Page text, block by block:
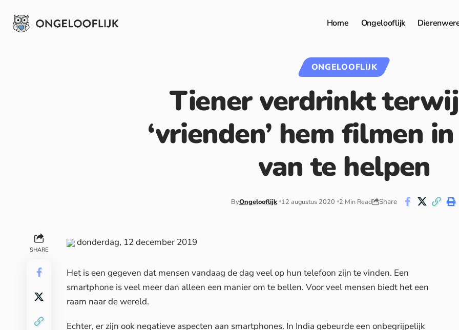
Home Ongelooflijk
ONGELOOFLIJK
Tiener verdrinkt
‘vrienden’ hem filmen
van te helpen
ByOngelooflijk 12 augustus 2020 2 Min Read Share
SHARE
donderdag, 12 december 2019
Het is een gegeven dat mensen vandaag de dag veel op hun telefoon zijn te vinden. Een
smartphone is veel meer dan alleen een manier om te bellen. Voor veel mensen biedt het een
raam naar de wereld.
Echter, er zijn ook negatieve aspecten aan smartphones. In India gebeurde een onbegrijpelijk